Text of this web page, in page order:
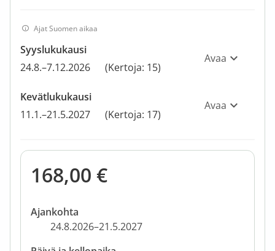
Ajat Suomen aikaa
Syyslukukausi
24.8.–7.12.2026
(Kertoja: 15)
Avaa
Kevätlukukausi
11.1.–21.5.2027
(Kertoja: 17)
Avaa
168,00 €
Ajankohta
24.8.2026–21.5.2027